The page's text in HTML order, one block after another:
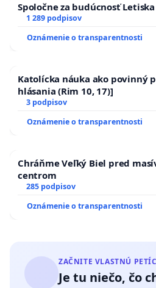
Spoločne za budúcnosť
1 289 podpisov
Oznámenie o transparentnosti
Katolícka náuka ako povinný
hlásania (Rim 10, 17)]
3 podpisov
Oznámenie o transparentnosti
Chráňme Veľký Biel pred
centrom
285 podpisov
Oznámenie o transparentnosti
ZAČNITE VLASTNÚ
Je tu niečo, čo